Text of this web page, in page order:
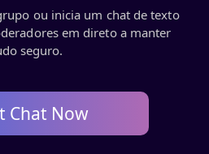
ou inicia um chat de texto
em direto a manter
seguro.
Chat Now